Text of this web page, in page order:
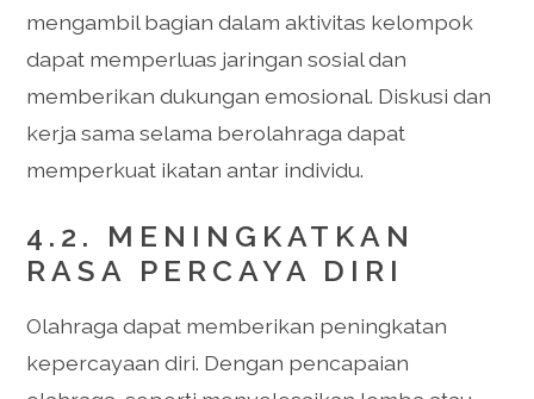
mengambil bagian dalam aktivitas kelompok
dapat memperluas jaringan sosial dan
memberikan dukungan emosional. Diskusi dan
kerja sama selama berolahraga dapat
memperkuat ikatan antar individu.
4.2. MENINGKATKAN
RASA PERCAYA DIRI
Olahraga dapat memberikan peningkatan
kepercayaan diri. Dengan pencapaian